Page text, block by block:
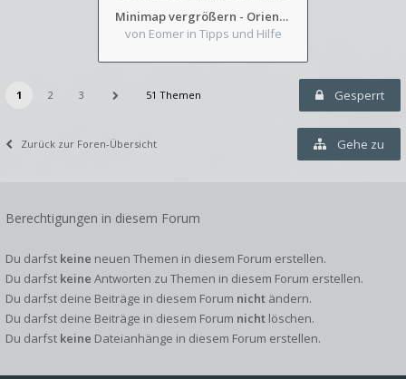
Minimap vergrößern - Orientierung in Blutzinnen
von Eomer in Tipps und Hilfe
Gesperrt
1 2 3 51 Themen
Zurück zur Foren-Übersicht Gehe zu
Berechtigungen in diesem Forum
Du darfst keine neuen Themen in diesem Forum erstellen.
Du darfst keine Antworten zu Themen in diesem Forum erstellen.
Du darfst deine Beiträge in diesem Forum nicht ändern.
Du darfst deine Beiträge in diesem Forum nicht löschen.
Du darfst keine Dateianhänge in diesem Forum erstellen.